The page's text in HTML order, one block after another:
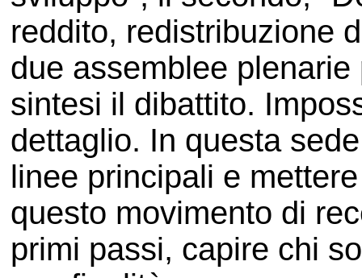
reddito, redistribuzione
due assemblee
sintesi il dibattito.
dettaglio. In questa
linee principali e
questo movimento di
primi passi, capire chi